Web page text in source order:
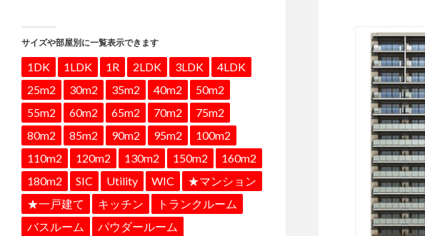
サイズや部屋別に一覧表示できます
1DK 1LDK 1R 2LDK 3LDK
4LDK
25m2
30m2 35m2 40m2
50m2
55m2
60m2 65m2 70m2
75m2
80m2
85m2 90m2 95m2
100m2
110m2
120m2 130m2 150m2
160m2
180m2
SIC Utility WIC
★マンション
★一戸建て
キッチン
トランクルーム
バスルーム
パウダールーム